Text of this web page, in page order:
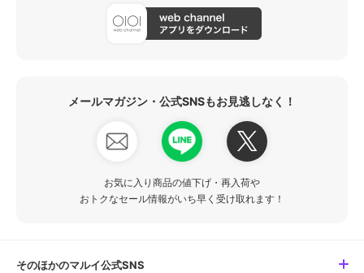
メールマガジン・公式SNSもお見逃しなく！
お気に入り商品の値下げ・再入荷や
おトクなセール情報がいち早く受け取れます！
そのほかのマルイ公式SNS